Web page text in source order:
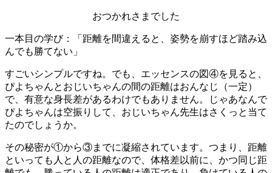
おつかれさまでした
一本目の学び：「距離を間違えると、姿勢を崩すほど踏み込
んでも勝てない」
すごいシンプルですね。でも、エッセンスの図④を見ると、
ぴよちゃんとおじいちゃんの間の距離はおんなじ（一定）
で、有意な身長差があるわけでもありません。じゃあなんで
ぴよちゃんは空振りして、おじいちゃん先生はさくっと当て
たのでしょうか。
その秘密が①から③までに凝縮されています。つまり、距離
といっても人と人の距離なので、体格差以前に、かつ同じ距